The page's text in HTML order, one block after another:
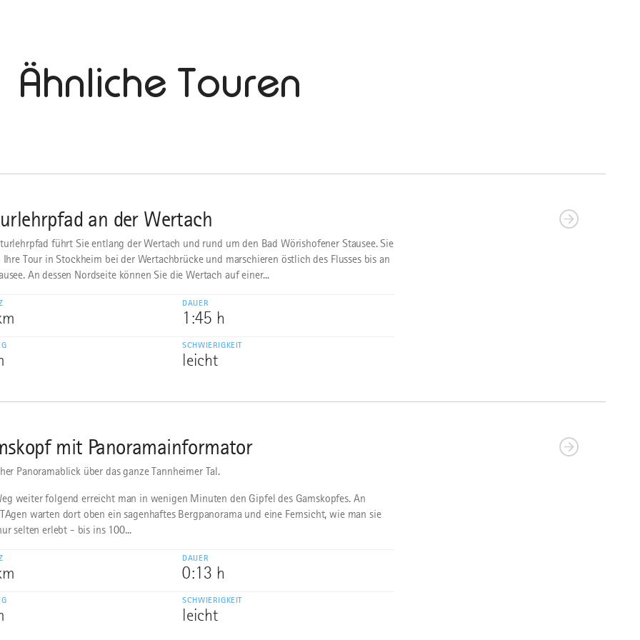
Ähnliche Touren
an der Wertach
führt Sie entlang der Wertach und rund um den Bad Wörishofener Stausee. Sie
Ihre Tour in Stockheim bei der Wertachbrücke und marschieren östlich des Flusses bis an
An dessen Nordseite können Sie die Wertach auf einer...
DAUER
1:45 h
SCHWIERIGKEIT
leicht
mit Panoramainformator
Panoramablick über das ganze Tannheimer Tal.
weiter folgend erreicht man in wenigen Minuten den Gipfel des Gamskopfes. An
warten dort oben ein sagenhaftes Bergpanorama und eine Fernsicht, wie man sie
selten erlebt - bis ins 100...
DAUER
0:13 h
SCHWIERIGKEIT
leicht